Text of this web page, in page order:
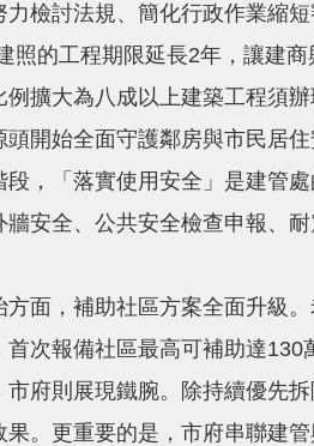
檢討法規、簡化行政作業縮
照的工程期限延長2年，讓建
例擴大為八成以上建築工程須
開始全面守護鄰房與市民居住
「落實使用安全」是建管處
安全、公共安全檢查申報、
，補助社區方案全面升級。
次報備社區最高可補助達130
則展現鐵腕。除持續優先拆
果。更重要的是，市府串聯建